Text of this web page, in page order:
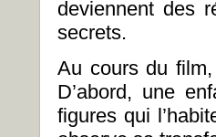
deviennent des
secrets.
Au cours du
D’abord, une
figures qui